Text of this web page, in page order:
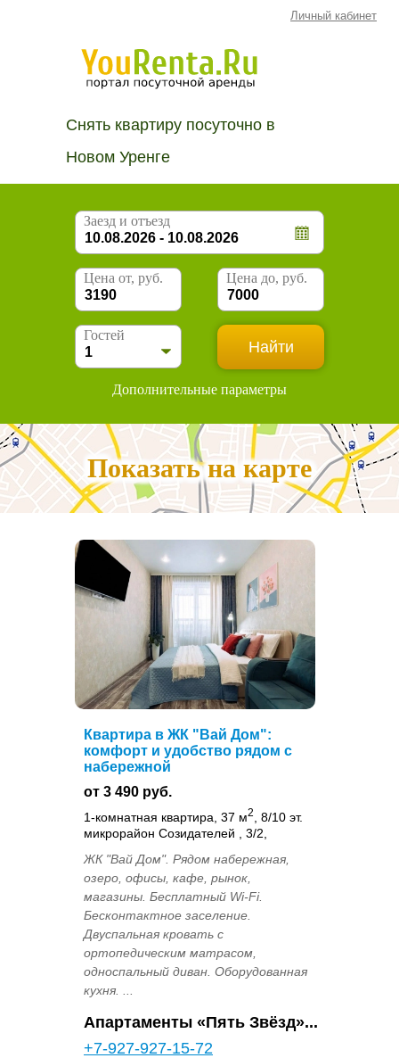
Личный кабинет
Снять квартиру посуточно в
Новом Уренге
Заезд и отъезд
Цена от, руб. Цена до, руб.
Гостей
Дополнительные параметры
Показать на карте
Квартира в ЖК "Вай Дом":
комфорт и удобство рядом с
набережной
от 3 490 руб.
1-комнатная квартира, 37 м2
, 8/10 эт.
микрорайон Созидателей , 3/2,
ЖК "Вай Дом". Рядом набережная,
озеро, офисы, кафе, рынок,
магазины. Бесплатный Wi-Fi.
Бесконтактное заселение.
Двуспальная кровать с
ортопедическим матрасом,
односпальный диван. Оборудованная
кухня. ...
Апартаменты «Пять Звёзд»...
+7-927-927-15-72